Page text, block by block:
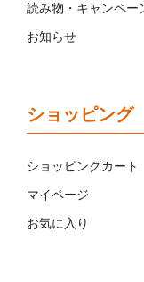
読み物・キャンペー
お知らせ
ショッピング
ショッピングカート
マイページ
お気に入り